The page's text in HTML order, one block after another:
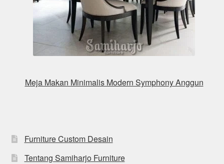
Meja Makan Minimalis Modern Symphony Anggun
Furniture Custom Desain
Tentang Samiharjo Furniture